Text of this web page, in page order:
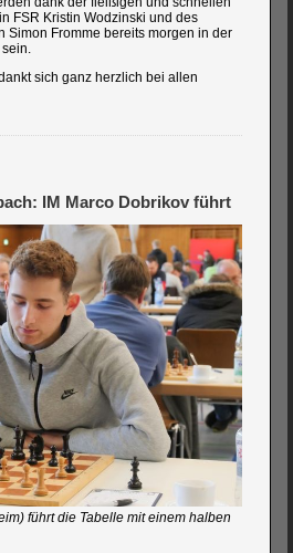
FSR Kristin Wodzinski und des
Simon Fromme bereits morgen in der
sein.
sich ganz herzlich bei allen
IM Marco Dobrikov führt
führt die Tabelle mit einem halben